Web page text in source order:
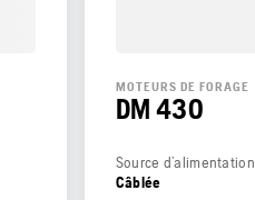
MOTEURS DE FORAGE
DM 430
Source d’alimentation
Câblée